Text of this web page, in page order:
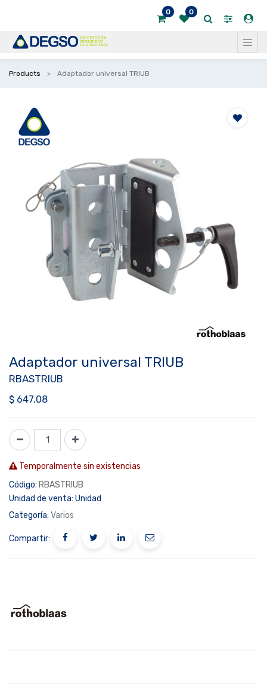
0 0
Products Adaptador universal TRIUB
Adaptador universal TRIUB
RBASTRIUB
$ 647.08
Temporalmente sin existencias
Código: RBASTRIUB
Unidad de venta: Unidad
Categoría: Varios
Compartir: